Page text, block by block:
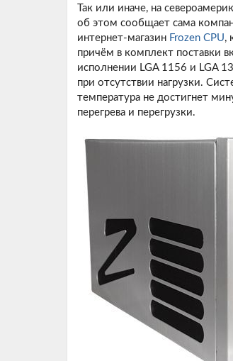
Так или иначе, на
об этом сообщает сама
интернет-магазин Frozen CPU,
причём в комплект поставки
исполнении LGA 1156 и LGA
при отсутствии нагрузки.
температура не достигнет
перегрева и перегрузки.